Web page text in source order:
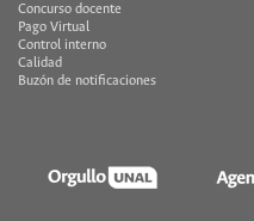
Concurso docente
Pago Virtual
Control interno
Calidad
Buzón de notificaciones